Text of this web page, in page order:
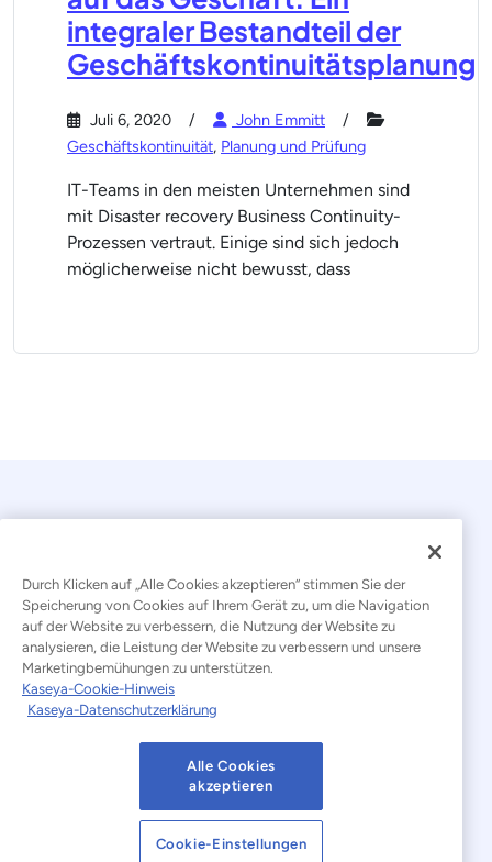
integraler Bestandteil der
Geschäftskontinuitätsplanung
Juli 6, 2020
John Emmitt
Geschäftskontinuität, Planung und Prüfung
IT-Teams in den meisten Unternehmen sind
mit Disaster recovery Business Continuity-
Prozessen vertraut. Einige sind sich jedoch
möglicherweise nicht bewusst, dass
© 2026 Kaseya. Alle Rechte vorbehalten.
Deutsch
Erklärung zur Bekämpfung moderner Sklaverei
Nutzungsbedingungen der Website
Datenschutzerklärung Sitemap
Hinweis zu Cookies
Durch Klicken auf „Alle Cookies akzeptieren“ stimmen Sie der
Speicherung von Cookies auf Ihrem Gerät zu, um die Navigation
auf der Website zu verbessern, die Nutzung der Website zu
analysieren, die Leistung der Website zu verbessern und unsere
Marketingbemühungen zu unterstützen.
Kaseya-Cookie-Hinweis
Kaseya-Datenschutzerklärung
Alle Cookies
akzeptieren
Cookie-Einstellungen